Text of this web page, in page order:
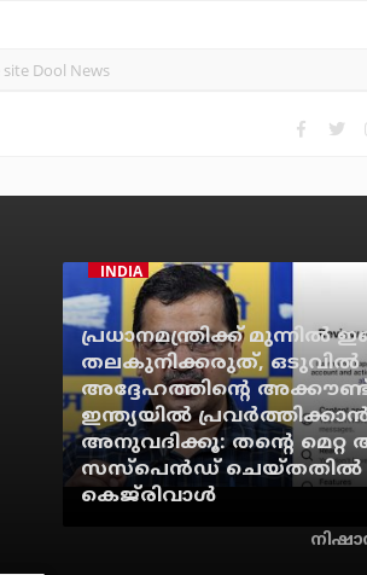
INDIA
പ്രധാനമന്ത്രിക്ക് മുന്നില്‍
തലകുനിക്കരുത്, ഒടുവില്‍
അദ്ദേഹത്തിന്റെ അക്കൗണ്ട്
ഇന്ത്യയില്‍
അനുവദിക്കൂ: തന്റെ
സസ്‌പെന്‍ഡ് ചെയ്തതില്‍
കെജ്‌രിവാള്‍